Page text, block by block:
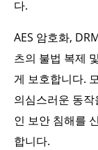
다.
AES 암호화,
츠의 불법 복제
게 보호합니다.
의심스러운 동
인 보안 침해를
합니다.